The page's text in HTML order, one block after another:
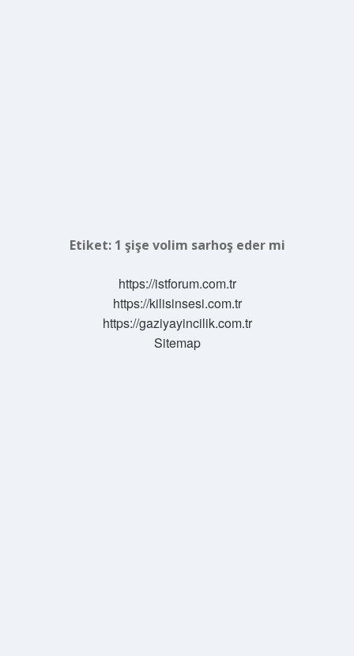
Etiket: 1 şişe volim sarhoş eder mi
https://istforum.com.tr
https://kilisinsesi.com.tr
https://gaziyayincilik.com.tr
Sitemap